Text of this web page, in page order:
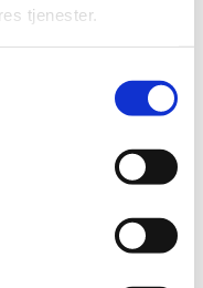
tjenester.
Vare lagt i kurv